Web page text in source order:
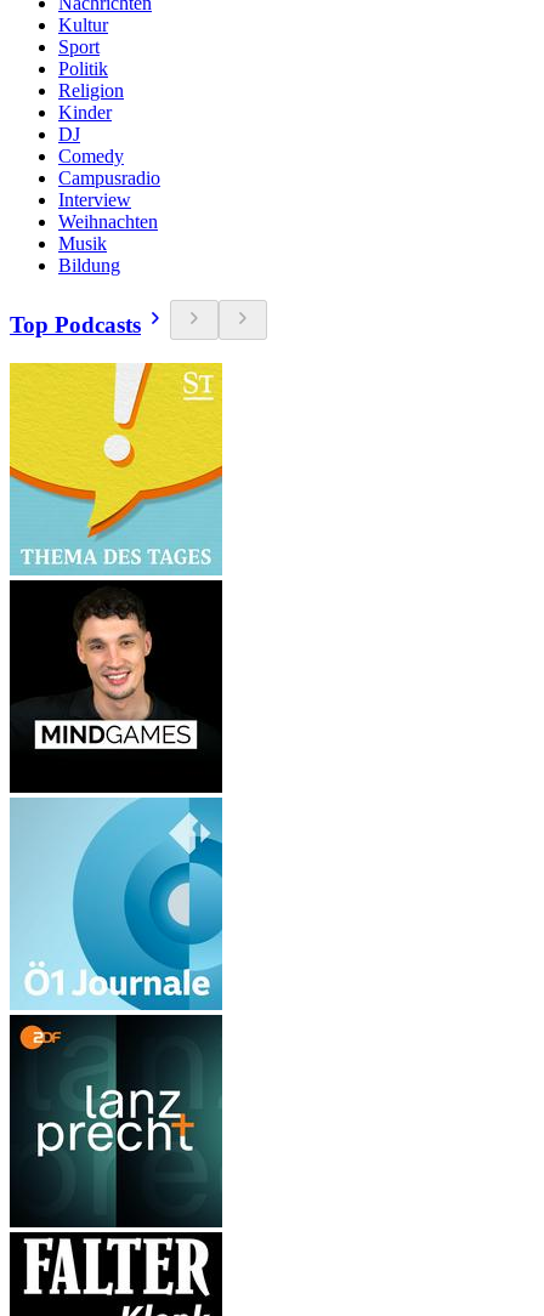
Kultur
Sport
Politik
Religion
Kinder
DJ
Comedy
Campusradio
Interview
Weihnachten
Musik
Bildung
Top Podcasts